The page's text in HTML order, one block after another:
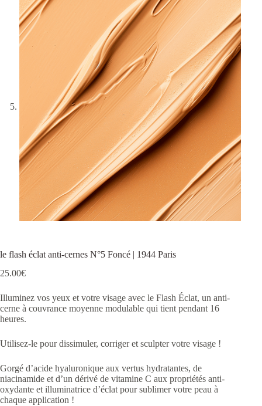
le flash éclat anti-cernes N°5 Foncé | 1944 Paris
25.00€
Illuminez vos yeux et votre visage avec le Flash Éclat, un anti-
cerne à couvrance moyenne modulable qui tient pendant 16
heures.
Utilisez-le pour dissimuler, corriger et sculpter votre visage !
Gorgé d’acide hyaluronique aux vertus hydratantes, de
niacinamide et d’un dérivé de vitamine C aux propriétés anti-
oxydante et illuminatrice d’éclat pour sublimer votre peau à
chaque application !